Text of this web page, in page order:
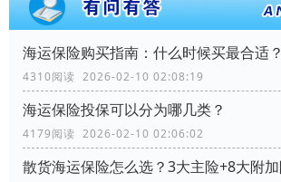
海运保险购买指南：什么时候买最合适？
4310阅读 2026-02-10 02:08:19
海运保险投保可以分为哪几类？
4179阅读 2026-02-10 02:06:02